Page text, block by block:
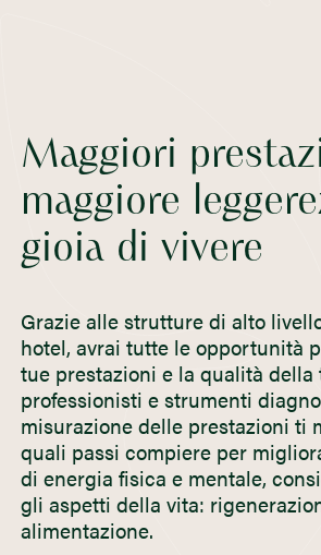
Maggiori
maggiore
gioia di vivere
Grazie alle strutture di alto
hotel, avrai tutte le opportunità
tue prestazioni e la qualità della
professionisti e strumenti
misurazione delle prestazioni ti
quali passi compiere per
di energia fisica e mentale,
gli aspetti della vita:
alimentazione.